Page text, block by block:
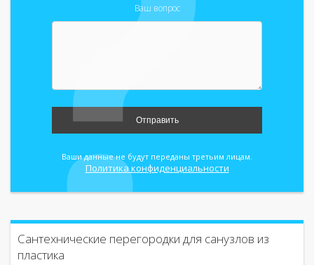
Ваш вопрос
Отправить
Ваши данные не будут переданы третьим лицам.
Политика конфиденциальности
Сантехнические перегородки для санузлов из
пластика